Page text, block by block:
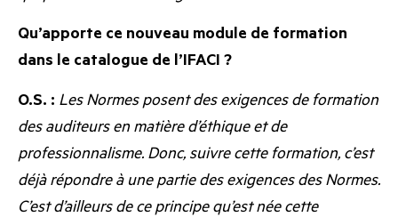
Qu’apporte ce nouveau module de formation
dans le catalogue de l’IFACI ?
O.S. : Les Normes posent des exigences de formation
des auditeurs en matière d’éthique et de
professionnalisme. Donc, suivre cette formation, c’est
déjà répondre à une partie des exigences des Normes.
C’est d’ailleurs de ce principe qu’est née cette